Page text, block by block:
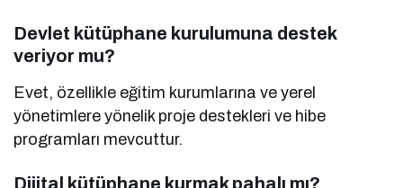
Devlet kütüphane kurulumuna destek
veriyor mu?
Evet, özellikle eğitim kurumlarına ve yerel
yönetimlere yönelik proje destekleri ve hibe
programları mevcuttur.
Dijital kütüphane kurmak pahalı mı?